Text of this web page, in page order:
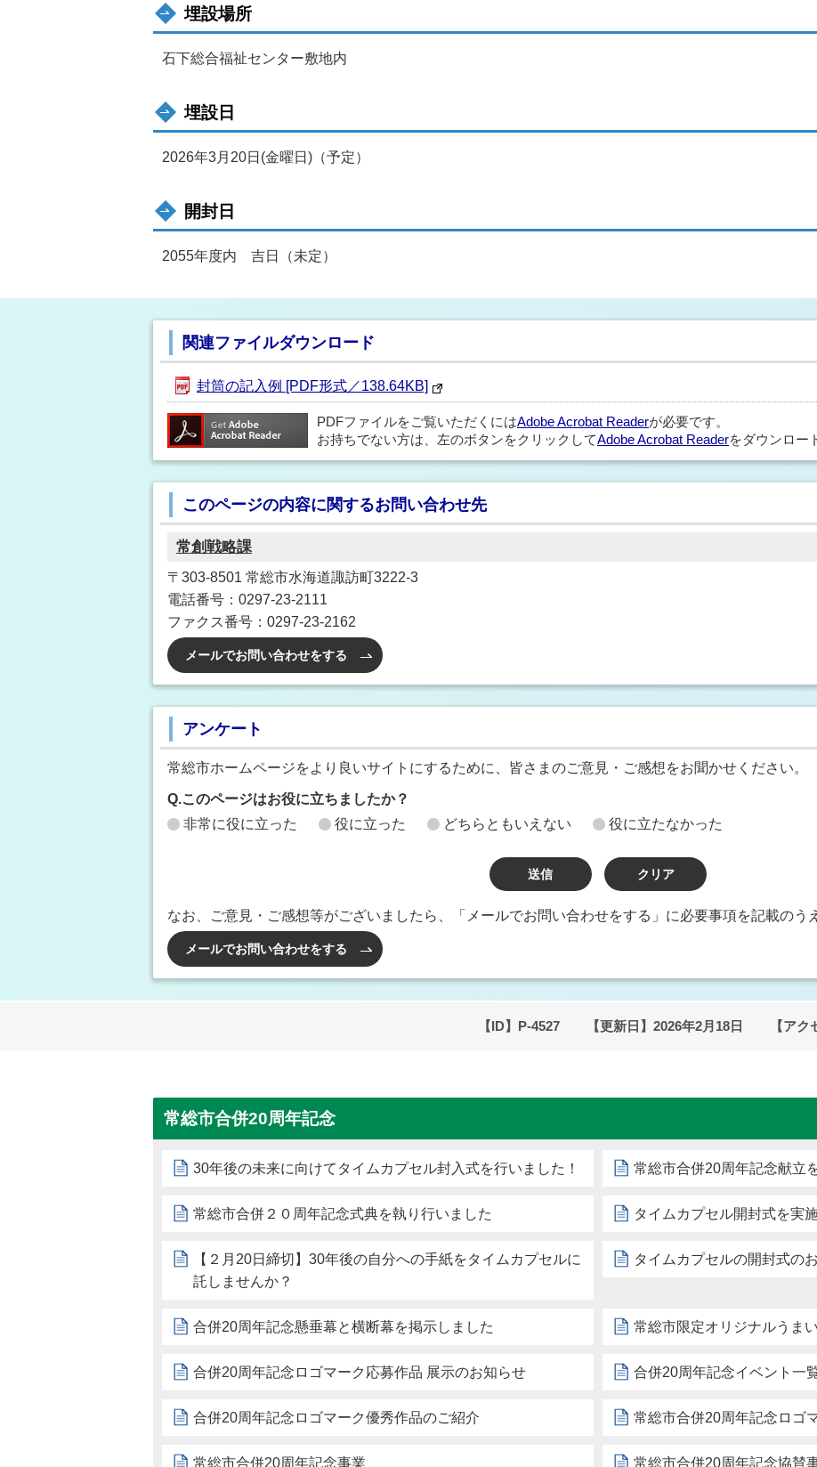
埋設場所
石下総合福祉センター敷地内
埋設日
2026年3月20日(金曜日)（予定）
開封日
2055年度内 吉日（未定）
関連ファイルダウンロード
封筒の記入例 [PDF形式／138.64KB]
PDFファイルをご覧いただくにはAdobe Acrobat Readerが必要です。
お持ちでない方は、左のボタンをクリックしてAdobe Acrobat Readerをダウンロー
このページの内容に関するお問い合わせ先
常創戦略課
〒303-8501 常総市水海道諏訪町3222-3
電話番号：0297-23-2111
ファクス番号：0297-23-2162
メールでお問い合わせをする
アンケート
常総市ホームページをより良いサイトにするために、皆さまのご意見・ご感想をお聞かせください。
Q.このページはお役に立ちましたか？
非常に役に立った
役に立った どちらともいえない 役に立たなかった
なお、ご意見・ご感想等がございましたら、「メールでお問い合わせをする」に必要事項を記載のう
メールでお問い合わせをする
【ID】 P-4527 【更新日】 2026年2月18日 【アク
常総市合併20周年記念
30年後の未来に向けてタイムカプセル封入式を行いました！ 常総市合併20周年記念献立
常総市合併２０周年記念式典を執り行いました タイムカプセル開封式を実
【２月20日締切】30年後の自分への手紙をタイムカプセルに
託しませんか？
タイムカプセルの開封式の
合併20周年記念懸垂幕と横断幕を掲示しました 常総市限定オリジナルうま
合併20周年記念ロゴマーク応募作品 展示のお知らせ 合併20周年記念イベント一
合併20周年記念ロゴマーク優秀作品のご紹介 常総市合併20周年記念ロゴ
常総市合併20周年記念事業 常総市合併20周年記念協賛